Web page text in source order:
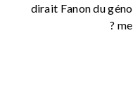
dirait Fanon du